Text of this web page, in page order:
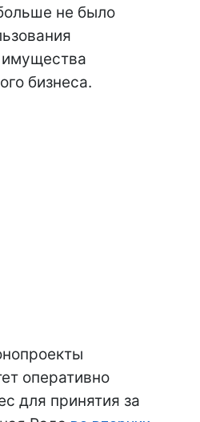
не было
имущества
бизнеса.
оперативно
для принятия за